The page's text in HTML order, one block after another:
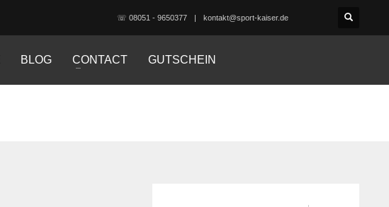
☏ 08051 - 9650377 kontakt@sport-kaiser.de
BLOG CONTACT GUTSCHEIN